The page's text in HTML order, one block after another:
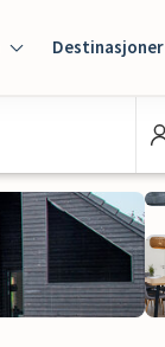
Destinasjoner